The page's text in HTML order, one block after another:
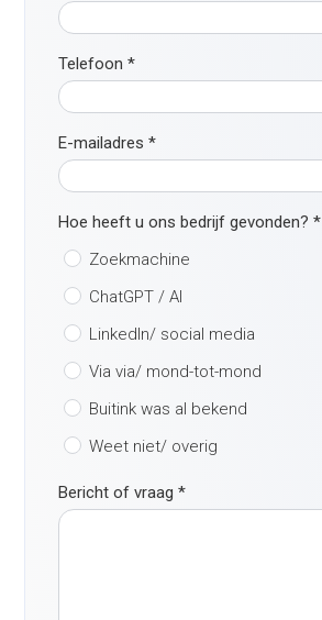
Telefoon*
E-mailadres*
Hoe heeft u ons bedrijf gevonden?*
Zoekmachine
ChatGPT / AI
LinkedIn/ social media
Via via/ mond-tot-mond
Buitink was al bekend
Weet niet/ overig
Bericht of vraag*